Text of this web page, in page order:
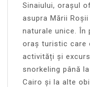
Sinaiului, orașul
asupra Mării
naturale unice. În
oraș turistic care
activități și
snorkeling până
Cairo și la alte